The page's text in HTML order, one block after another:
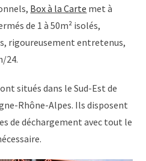
Box à la Carte met à
de 1 à 50m² isolés,
rigoureusement entretenus,
24.
situés dans le Sud-Est de
Rhône-Alpes. Ils disposent
de déchargement avec tout le